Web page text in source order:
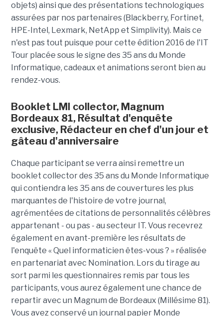
objets) ainsi que des présentations technologiques
assurées par nos partenaires (Blackberry, Fortinet,
HPE-Intel, Lexmark, NetApp et Simplivity). Mais ce
n'est pas tout puisque pour cette édition 2016 de l'IT
Tour placée sous le signe des 35 ans du Monde
Informatique, cadeaux et animations seront bien au
rendez-vous.
Booklet LMI collector, Magnum
Bordeaux 81, Résultat d'enquête
exclusive, Rédacteur en chef d'un jour et
gâteau d'anniversaire
Chaque participant se verra ainsi remettre un
booklet collector des 35 ans du Monde Informatique
qui contiendra les 35 ans de couvertures les plus
marquantes de l'histoire de votre journal,
agrémentées de citations de personnalités célèbres
appartenant - ou pas - au secteur IT. Vous recevrez
également en avant-première les résultats de
l'enquête « Quel informaticien êtes-vous ? » réalisée
en partenariat avec Nomination. Lors du tirage au
sort parmi les questionnaires remis par tous les
participants, vous aurez également une chance de
repartir avec un Magnum de Bordeaux (Millésime 81).
Vous avez conservé un journal papier Monde